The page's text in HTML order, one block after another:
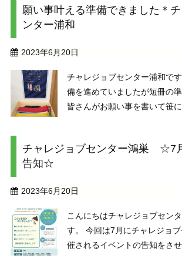
た気持ちも晴れますね。あり
た。ところで、梅 ...
願い事叶える準備できました＊
ンター浦和
2023年6月20日
チャレジョブセンター浦和で
備を進めていましたが短冊の
皆さんがお願い事を書いて笹
で「より一層」願いが叶いや
チャレジョブセンター鴻巣 ☆7
告知☆
2023年6月20日
こんにちはチャレジョブセン
す。 今回は7月にチャレジョ
催されるイベントの告知をさ